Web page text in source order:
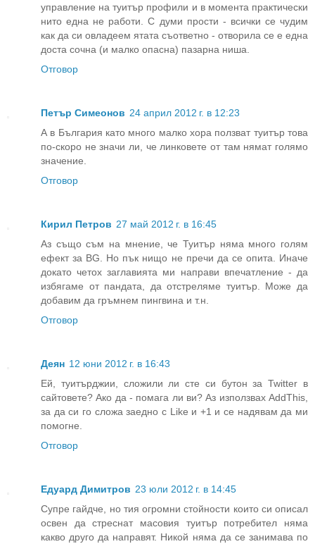
управление на туитър профили и в момента практически
нито една не работи. С думи прости - всички се чудим
как да си овладеем ятата съответно - отворила се е една
доста сочна (и малко опасна) пазарна ниша.
Отговор
Петър Симеонов 24 април 2012 г. в 12:23
А в България като много малко хора ползват туитър това
по-скоро не значи ли, че линковете от там нямат голямо
значение.
Отговор
Кирил Петров 27 май 2012 г. в 16:45
Аз също съм на мнение, че Туитър няма много голям
ефект за BG. Но пък нищо не пречи да се опита. Иначе
докато четох заглавията ми направи впечатление - да
избягаме от пандата, да отстреляме туитър. Може да
добавим да гръмнем пингвина и т.н.
Отговор
Деян 12 юни 2012 г. в 16:43
Ей, туитърджии, сложили ли сте си бутон за Twitter в
сайтовете? Ако да - помага ли ви? Аз използвах AddThis,
за да си го сложа заедно с Like и +1 и се надявам да ми
помогне.
Отговор
Едуард Димитров 23 юли 2012 г. в 14:45
Супре гайдче, но тия огромни стойности които си описал
освен да стреснат масовия туитър потребител няма
какво друго да направят. Никой няма да се занимава по